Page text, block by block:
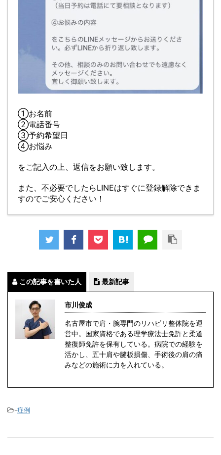
①お名前
②電話番号
③予約希望日
④お悩み
をご記入の上、返信をお願い致します。
また、不必要でしたらLINEはすぐに登録解除できま
すのでご安心ください！
この記事を書いた人 最新記事
市川俊成
名古屋市で肩・腕専門のリハビリ整体院を運
営中。国家資格である理学療法士免許と柔道
整復師免許を保有している。病院での経験を
活かし、五十肩や腱板損傷、手術後の肩の痛
みなどの施術に力を入れている。
-症例